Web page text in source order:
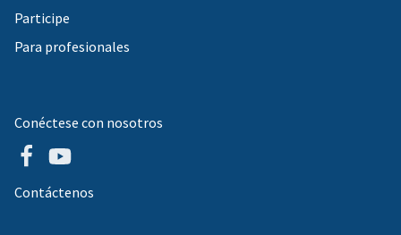
Participe
Para profesionales
Conéctese con nosotros
Contáctenos